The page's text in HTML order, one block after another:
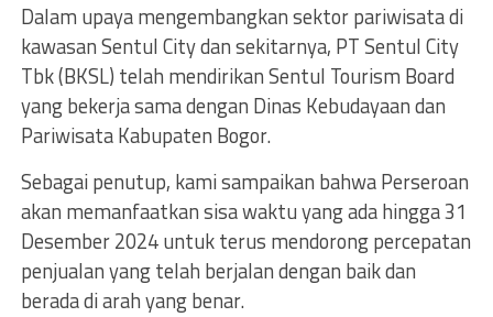
Dalam upaya mengembangkan sektor pariwisata di
kawasan Sentul City dan sekitarnya, PT Sentul City
Tbk (BKSL) telah mendirikan Sentul Tourism Board
yang bekerja sama dengan Dinas Kebudayaan dan
Pariwisata Kabupaten Bogor.
Sebagai penutup, kami sampaikan bahwa Perseroan
akan memanfaatkan sisa waktu yang ada hingga 31
Desember 2024 untuk terus mendorong percepatan
penjualan yang telah berjalan dengan baik dan
berada di arah yang benar.